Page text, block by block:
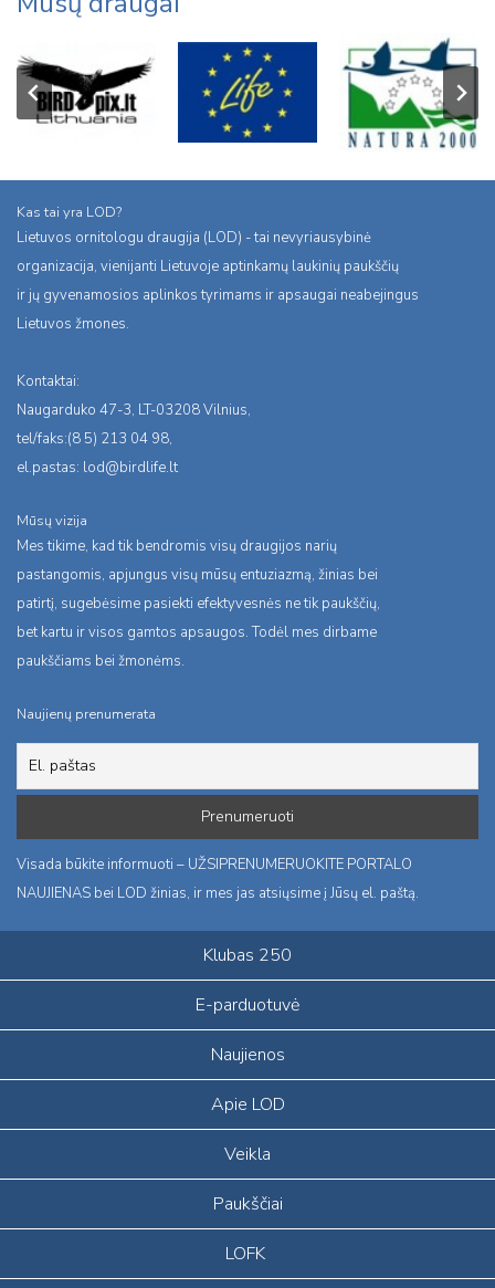
Kas tai yra LOD?
Lietuvos ornitologu draugija (LOD) - tai nevyriausybinė
organizacija, vienijanti Lietuvoje aptinkamų laukinių paukščių
ir jų gyvenamosios aplinkos tyrimams ir apsaugai neabejingus
Lietuvos žmones.
Kontaktai:
Naugarduko 47-3, LT-03208 Vilnius,
tel/faks:(8 5) 213 04 98,
el.pastas: lod@birdlife.lt
Mūsų vizija
Mes tikime, kad tik bendromis visų draugijos narių
pastangomis, apjungus visų mūsų entuziazmą, žinias bei
patirtį, sugebėsime pasiekti efektyvesnės ne tik paukščių,
bet kartu ir visos gamtos apsaugos. Todėl mes dirbame
paukščiams bei žmonėms.
Naujienų prenumerata
Visada būkite informuoti – UŽSIPRENUMERUOKITE PORTALO
NAUJIENAS bei LOD žinias, ir mes jas atsiųsime į Jūsų el. paštą.
Klubas 250
E-parduotuvė
Naujienos
Apie LOD
Veikla
Paukščiai
LOFK